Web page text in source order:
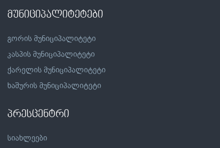
მუნიციპალიტეტები
გორის მუნიციპალიტეტი
კასპის მუნიციპალიტეტი
ქარელის მუნიციპალიტეტი
ხაშურის მუნიციპალიტეტი
პრესცენტრი
სიახლეები